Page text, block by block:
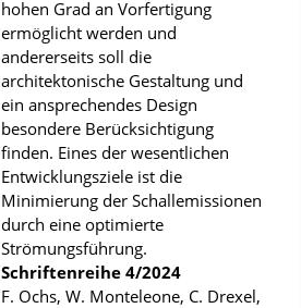
l
i
k
a
t
i
o
n
hohen Grad an Vorfertigung
ermöglicht werden und
andererseits soll die
architektonische Gestaltung und
ein ansprechendes Design
besondere Berücksichtigung
finden. Eines der wesentlichen
Entwicklungsziele ist die
Minimierung der Schallemissionen
durch eine optimierte
Strömungsführung.
Schriftenreihe 4/2024
F. Ochs, W. Monteleone, C. Drexel,